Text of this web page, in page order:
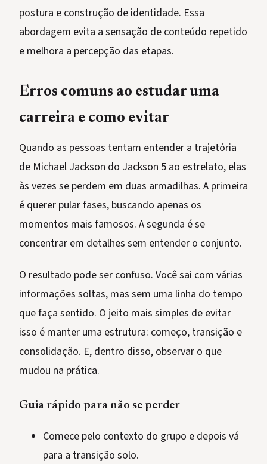
postura e construção de identidade. Essa
abordagem evita a sensação de conteúdo repetido
e melhora a percepção das etapas.
Erros comuns ao estudar uma
carreira e como evitar
Quando as pessoas tentam entender a trajetória
de Michael Jackson do Jackson 5 ao estrelato, elas
às vezes se perdem em duas armadilhas. A primeira
é querer pular fases, buscando apenas os
momentos mais famosos. A segunda é se
concentrar em detalhes sem entender o conjunto.
O resultado pode ser confuso. Você sai com várias
informações soltas, mas sem uma linha do tempo
que faça sentido. O jeito mais simples de evitar
isso é manter uma estrutura: começo, transição e
consolidação. E, dentro disso, observar o que
mudou na prática.
Guia rápido para não se perder
Comece pelo contexto do grupo e depois vá
para a transição solo.